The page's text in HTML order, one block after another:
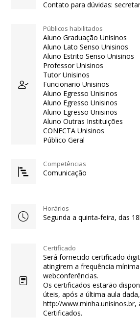
Contato para dúvidas:
Públicos habilitados
Aluno Graduação Unisinos
Aluno Lato Senso Unisinos
Aluno Estrito Senso Unisinos
Professor Unisinos
Tutor Unisinos
Funcionario Unisinos
Aluno Egresso Unisinos
Aluno Egresso Unisinos
Aluno Egresso Unisinos
Aluno Outras Instituições
CONECTA Unisinos
Público Geral
Competências
Comunicação
Horários
Segunda a quinta-feira, das
Certificado
Será fornecido certificado
atingirem a frequência
webconferências.
Os certificados estarão
úteis, após a última aula
http://www.minha.unisinos.br,
Certificados.